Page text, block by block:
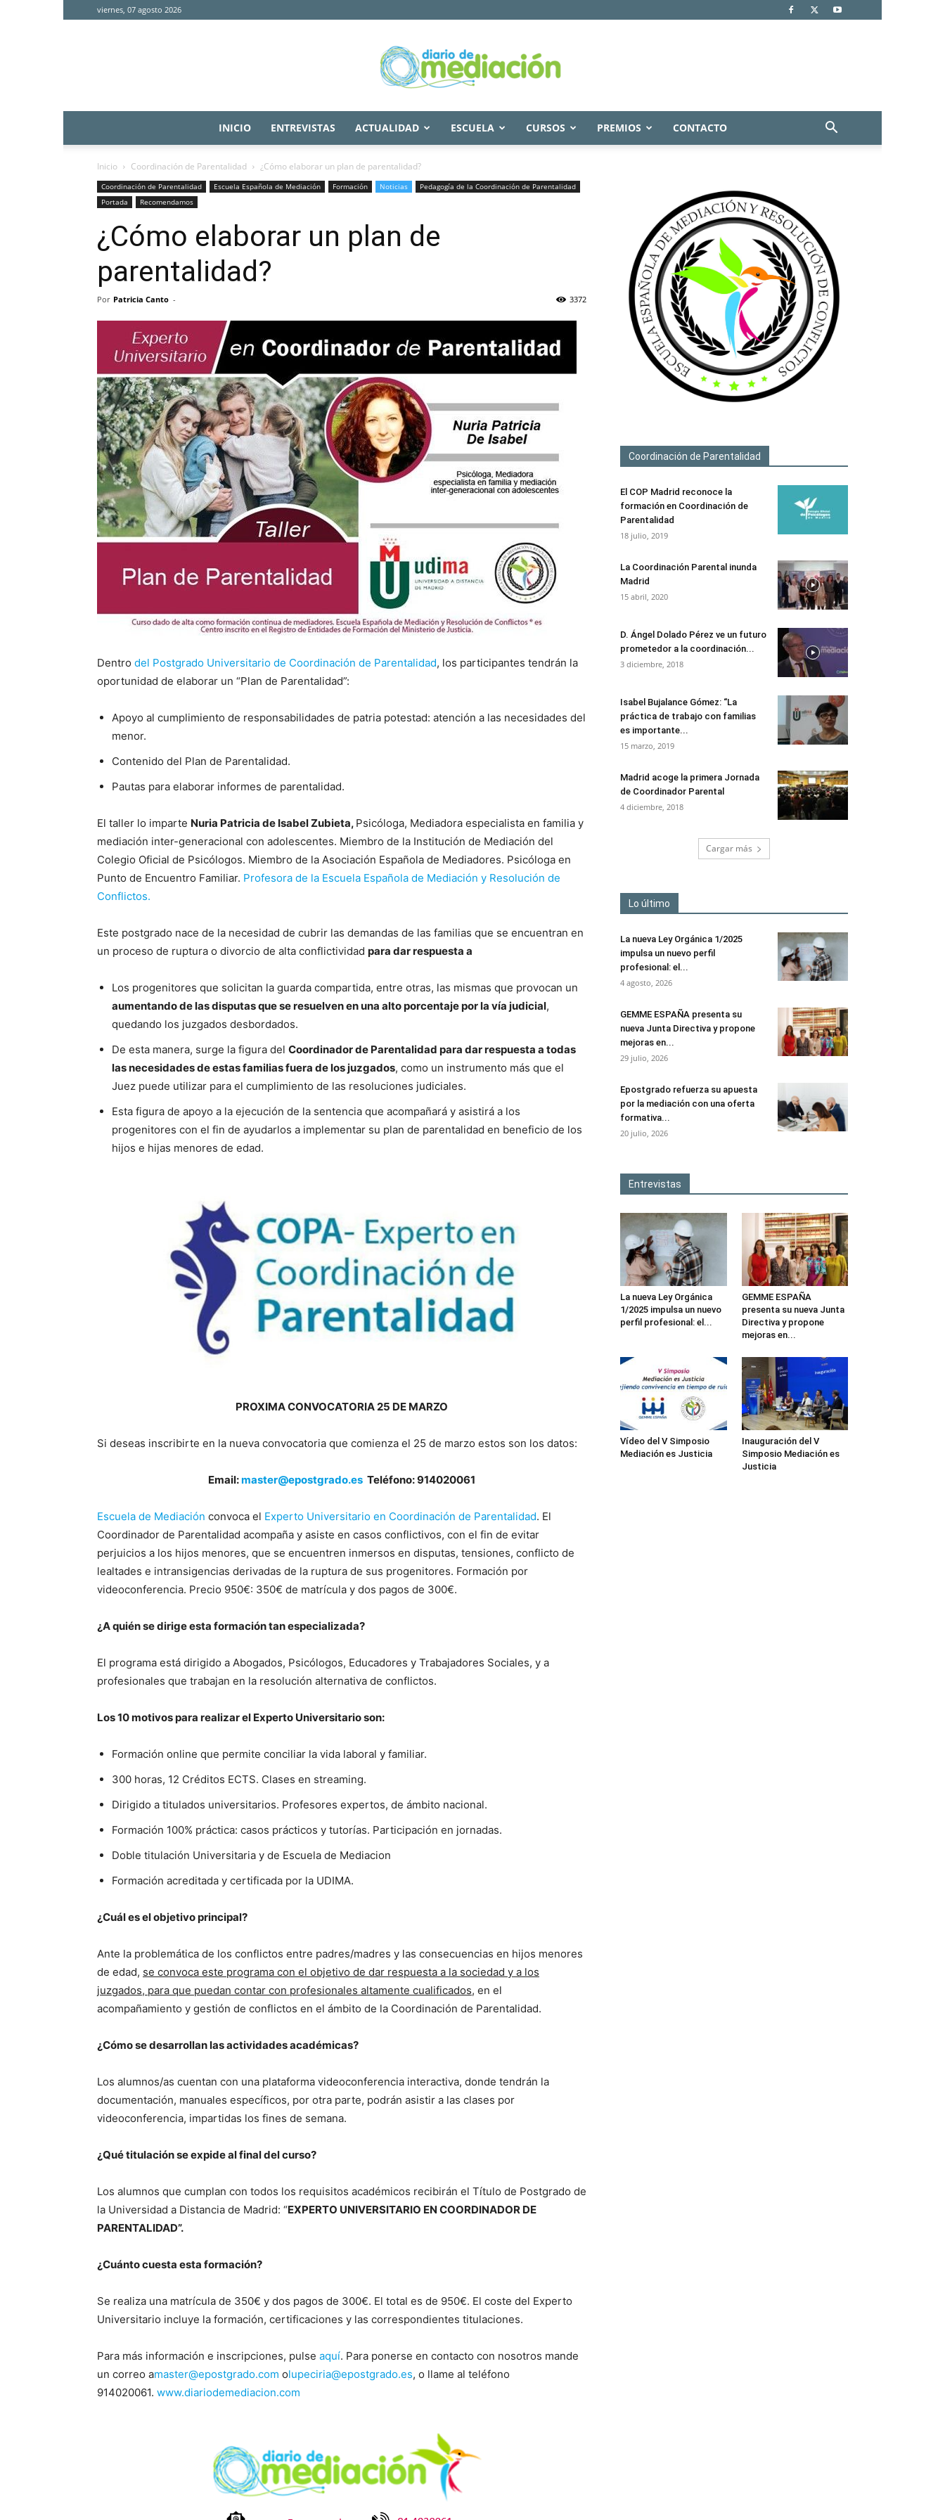
viernes, 07 agosto 2026
Diario
INICIO ENTREVISTAS ACTUALIDAD ESCUELA CURSOS PREMIOS CONTACTO
Inicio Coordinación de Parentalidad ¿Cómo elaborar un plan de parentalidad?
Coordinación de Parentalidad Escuela Española de Mediación Formación Noticias
Pedagogía de la Coordinación de Parentalidad
Portada
Recomendamos
¿Cómo elaborar un plan de
parentalidad?
Por Patricia Canto - 3372
Dentro del Postgrado Universitario de Coordinación de Parentalidad, los participantes tendrán la
oportunidad de elaborar un “Plan de Parentalidad”:
Apoyo al cumplimiento de responsabilidades de patria potestad: atención a las necesidades del
menor.
Contenido del Plan de Parentalidad.
Pautas para elaborar informes de parentalidad.
El taller lo imparte Nuria Patricia de Isabel Zubieta, Psicóloga, Mediadora especialista en familia y
mediación inter-generacional con adolescentes. Miembro de la Institución de Mediación del
Colegio Oficial de Psicólogos. Miembro de la Asociación Española de Mediadores. Psicóloga en
Punto de Encuentro Familiar. Profesora de la Escuela Española de Mediación y Resolución de
Conflictos.
Este postgrado nace de la necesidad de cubrir las demandas de las familias que se encuentran en
un proceso de ruptura o divorcio de alta conflictividad para dar respuesta a
Los progenitores que solicitan la guarda compartida, entre otras, las mismas que provocan un
aumentando de las disputas que se resuelven en una alto porcentaje por la vía judicial,
quedando los juzgados desbordados.
De esta manera, surge la figura del Coordinador de Parentalidad para dar respuesta a todas
las necesidades de estas familias fuera de los juzgados, como un instrumento más que el
Juez puede utilizar para el cumplimiento de las resoluciones judiciales.
Esta figura de apoyo a la ejecución de la sentencia que acompañará y asistirá a los
progenitores con el fin de ayudarlos a implementar su plan de parentalidad en beneficio de los
hijos e hijas menores de edad.
PROXIMA CONVOCATORIA 25 DE MARZO
Si deseas inscribirte en la nueva convocatoria que comienza el 25 de marzo estos son los datos:
Email:master@epostgrado.es Teléfono: 914020061
Escuela de Mediación convoca el Experto Universitario en Coordinación de Parentalidad. El
Coordinador de Parentalidad acompaña y asiste en casos conflictivos, con el fin de evitar
perjuicios a los hijos menores, que se encuentren inmersos en disputas, tensiones, conflicto de
lealtades e intransigencias derivadas de la ruptura de sus progenitores. Formación por
videoconferencia. Precio 950€: 350€ de matrícula y dos pagos de 300€.
¿A quién se dirige esta formación tan especializada?
El programa está dirigido a Abogados, Psicólogos, Educadores y Trabajadores Sociales, y a
profesionales que trabajan en la resolución alternativa de conflictos.
Los 10 motivos para realizar el Experto Universitario son:
Formación online que permite conciliar la vida laboral y familiar.
300 horas, 12 Créditos ECTS. Clases en streaming.
Dirigido a titulados universitarios. Profesores expertos, de ámbito nacional.
Formación 100% práctica: casos prácticos y tutorías. Participación en jornadas.
Doble titulación Universitaria y de Escuela de Mediacion
Formación acreditada y certificada por la UDIMA.
¿Cuál es el objetivo principal?
Ante la problemática de los conflictos entre padres/madres y las consecuencias en hijos menores
de edad, se convoca este programa con el objetivo de dar respuesta a la sociedad y a los
juzgados, para que puedan contar con profesionales altamente cualificados, en el
acompañamiento y gestión de conflictos en el ámbito de la Coordinación de Parentalidad.
¿Cómo se desarrollan las actividades académicas?
Los alumnos/as cuentan con una plataforma videoconferencia interactiva, donde tendrán la
documentación, manuales específicos, por otra parte, podrán asistir a las clases por
videoconferencia, impartidas los fines de semana.
¿Qué titulación se expide al final del curso?
Los alumnos que cumplan con todos los requisitos académicos recibirán el Título de Postgrado de
la Universidad a Distancia de Madrid: “EXPERTO UNIVERSITARIO EN COORDINADOR DE
PARENTALIDAD”.
¿Cuánto cuesta esta formación?
Se realiza una matrícula de 350€ y dos pagos de 300€. El total es de 950€. El coste del Experto
Universitario incluye la formación, certificaciones y las correspondientes titulaciones.
Para más información e inscripciones, pulse aquí. Para ponerse en contacto con nosotros mande
un correo amaster@epostgrado.com olupeciria@epostgrado.es, o llame al teléfono
914020061. www.diariodemediacion.com
Coordinación de Parentalidad
El COP Madrid reconoce la
formación en Coordinación de
Parentalidad
18 julio, 2019
La Coordinación Parental inunda
Madrid
15 abril, 2020
D. Ángel Dolado Pérez ve un futuro
prometedor a la coordinación...
3 diciembre, 2018
Isabel Bujalance Gómez: “La
práctica de trabajo con familias
es importante...
15 marzo, 2019
Madrid acoge la primera Jornada
de Coordinador Parental
4 diciembre, 2018
Cargar más
Lo último
La nueva Ley Orgánica 1/2025
impulsa un nuevo perfil
profesional: el...
4 agosto, 2026
GEMME ESPAÑA presenta su
nueva Junta Directiva y propone
mejoras en...
29 julio, 2026
Epostgrado refuerza su apuesta
por la mediación con una oferta
formativa...
20 julio, 2026
Entrevistas
La nueva Ley Orgánica
1/2025 impulsa un nuevo
perfil profesional: el...
GEMME ESPAÑA
presenta su nueva Junta
Directiva y propone
mejoras en...
Vídeo del V Simposio
Mediación es Justicia
Inauguración del V
Simposio Mediación es
Justicia